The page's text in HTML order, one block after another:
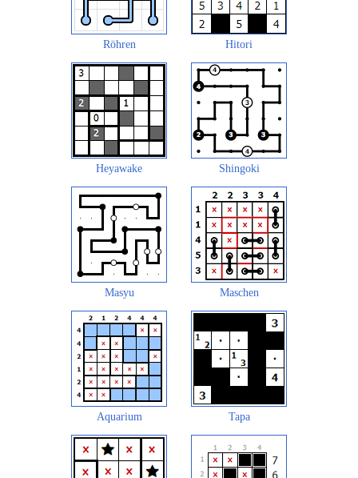
Röhren Hitori
Heyawake Shingoki
Masyu Maschen
Aquarium Tapa